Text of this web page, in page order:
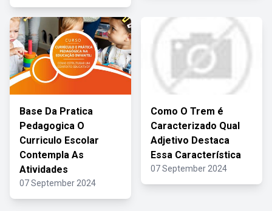
Base Da Pratica
Pedagogica O
Curriculo Escolar
Contempla As
Atividades
07 September 2024
Como O Trem é
Caracterizado Qual
Adjetivo Destaca
Essa Característica
07 September 2024